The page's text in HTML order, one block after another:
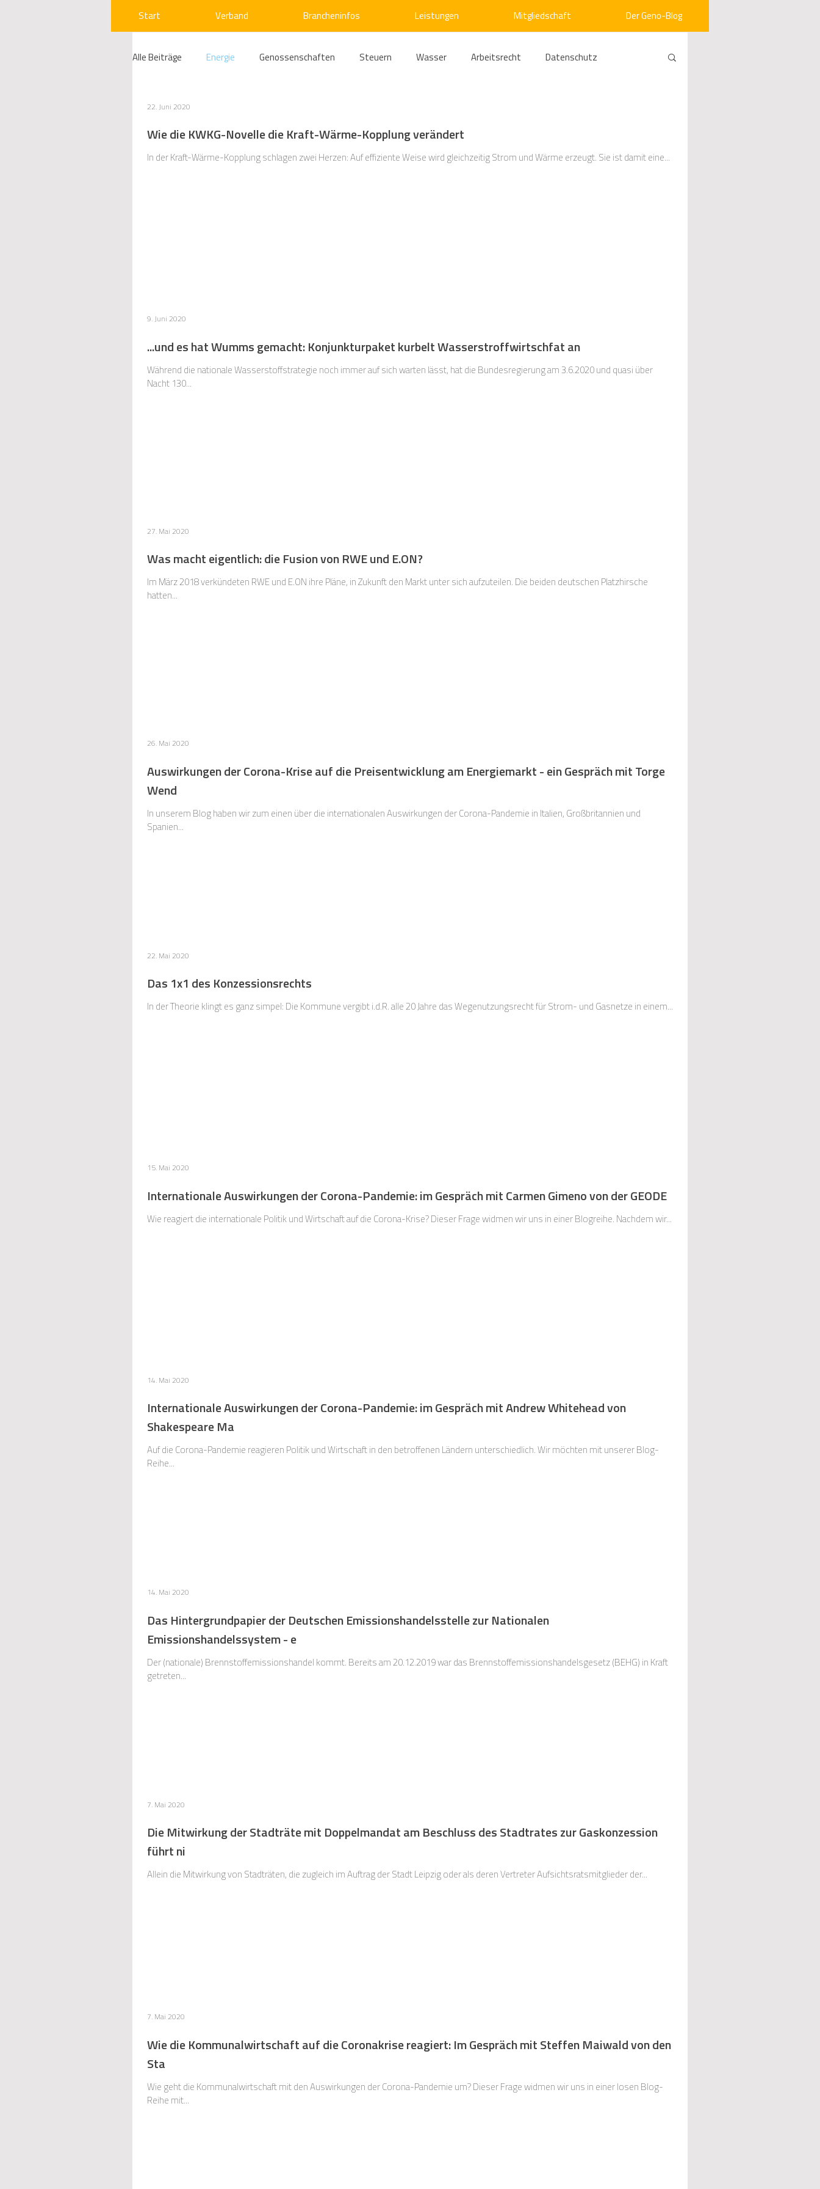
Start Verband Brancheninfos Leistungen Mitgliedschaft Der Geno-Blog
Alle Beiträge Energie Genossenschaften Steuern Wasser Arbeitsrecht Datenschutz
Compliance
Beihilfenrecht Kraftwerke Kälte Verkehr Entsorgung/Abfall Umweltrecht Vergabe
Wie die KWKG-Novelle die Kraft-Wärme-Kopplung verändert
In der Kraft-Wärme-Kopplung schlagen zwei Herzen: Auf effiziente Weise wird gleichzeitig Strom und Wärme erzeugt. Sie ist damit eine...
22. Juni 2020
...und es hat Wumms gemacht: Konjunkturpaket kurbelt Wasserstroffwirtschfat an
Während die nationale Wasserstoffstrategie noch immer auf sich warten lässt, hat die Bundesregierung am 3.6.2020 und quasi über
Nacht 130...
9. Juni 2020
Was macht eigentlich: die Fusion von RWE und E.ON?
Im März 2018 verkündeten RWE und E.ON ihre Pläne, in Zukunft den Markt unter sich aufzuteilen. Die beiden deutschen Platzhirsche
hatten...
27. Mai 2020
Auswirkungen der Corona-Krise auf die Preisentwicklung am Energiemarkt - ein Gespräch mit Torge
Wend
In unserem Blog haben wir zum einen über die internationalen Auswirkungen der Corona-Pandemie in Italien, Großbritannien und
Spanien...
26. Mai 2020
Das 1x1 des Konzessionsrechts
In der Theorie klingt es ganz simpel: Die Kommune vergibt i.d.R. alle 20 Jahre das Wegenutzungsrecht für Strom- und Gasnetze in einem...
22. Mai 2020
Internationale Auswirkungen der Corona-Pandemie: im Gespräch mit Carmen Gimeno von der GEODE
Wie reagiert die internationale Politik und Wirtschaft auf die Corona-Krise? Dieser Frage widmen wir uns in einer Blogreihe. Nachdem wir...
15. Mai 2020
Internationale Auswirkungen der Corona-Pandemie: im Gespräch mit Andrew Whitehead von
Shakespeare Ma
Auf die Corona-Pandemie reagieren Politik und Wirtschaft in den betroffenen Ländern unterschiedlich. Wir möchten mit unserer Blog-
Reihe...
14. Mai 2020
Das Hintergrundpapier der Deutschen Emissionshandelsstelle zur Nationalen
Emissionshandelssystem - e
Der (nationale) Brennstoffemissionshandel kommt. Bereits am 20.12.2019 war das Brennstoffemissionshandelsgesetz (BEHG) in Kraft
getreten...
14. Mai 2020
Die Mitwirkung der Stadträte mit Doppelmandat am Beschluss des Stadtrates zur Gaskonzession
führt ni
Allein die Mitwirkung von Stadträten, die zugleich im Auftrag der Stadt Leipzig oder als deren Vertreter Aufsichtsratsmitglieder der...
7. Mai 2020
Wie die Kommunalwirtschaft auf die Coronakrise reagiert: Im Gespräch mit Steffen Maiwald von den
Sta
Wie geht die Kommunalwirtschaft mit den Auswirkungen der Corona-Pandemie um? Dieser Frage widmen wir uns in einer losen Blog-
Reihe mit...
7. Mai 2020